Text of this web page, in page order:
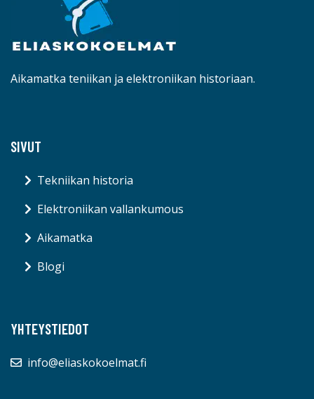
Aikamatka teniikan ja elektroniikan historiaan.
SIVUT
Tekniikan historia
Elektroniikan vallankumous
Aikamatka
Blogi
YHTEYSTIEDOT
info@eliaskokoelmat.fi